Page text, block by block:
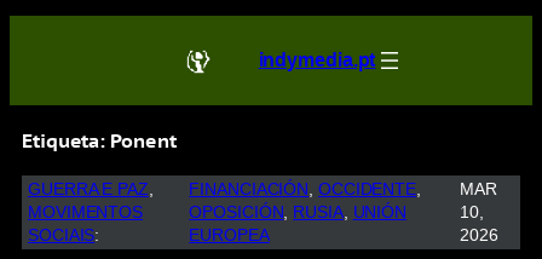
indymedia.pt
Etiqueta: Ponent
GUERRA E PAZ
MOVIMENTOS
SOCIAIS:
FINANCIACIÓN , OCCIDENTE
OPOSICIÓN, RUSIA, UNIÓN
EUROPEA
MAR
10,
2026